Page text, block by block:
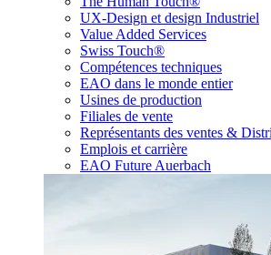
UX-Design et design Industriel
Value Added Services
Swiss Touch®
Compétences techniques
EAO dans le monde entier
Usines de production
Filiales de vente
Représentants des ventes &
Emplois et carrière
EAO Future Auerbach